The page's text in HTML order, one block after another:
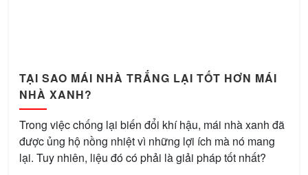
TẠI SAO MÁI NHÀ TRẮNG LẠI TỐT HƠN MÁI
NHÀ XANH?
Trong việc chống lại biến đổi khí hậu, mái nhà xanh đã
được ủng hộ nồng nhiệt vì những lợi ích mà nó mang
lại. Tuy nhiên, liệu đó có phải là giải pháp tốt nhất?